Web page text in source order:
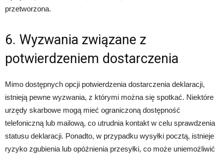
przetworzona.
6. Wyzwania związane z
potwierdzeniem dostarczenia
Mimo dostępnych opcji potwierdzenia dostarczenia deklaracji,
istnieją pewne wyzwania, z którymi można się spotkać. Niektóre
urzędy skarbowe mogą mieć ograniczoną dostępność
telefoniczną lub mailową, co utrudnia kontakt w celu sprawdzenia
statusu deklaracji. Ponadto, w przypadku wysyłki pocztą, istnieje
ryzyko zgubienia lub opóźnienia przesyłki, co może uniemożliwić